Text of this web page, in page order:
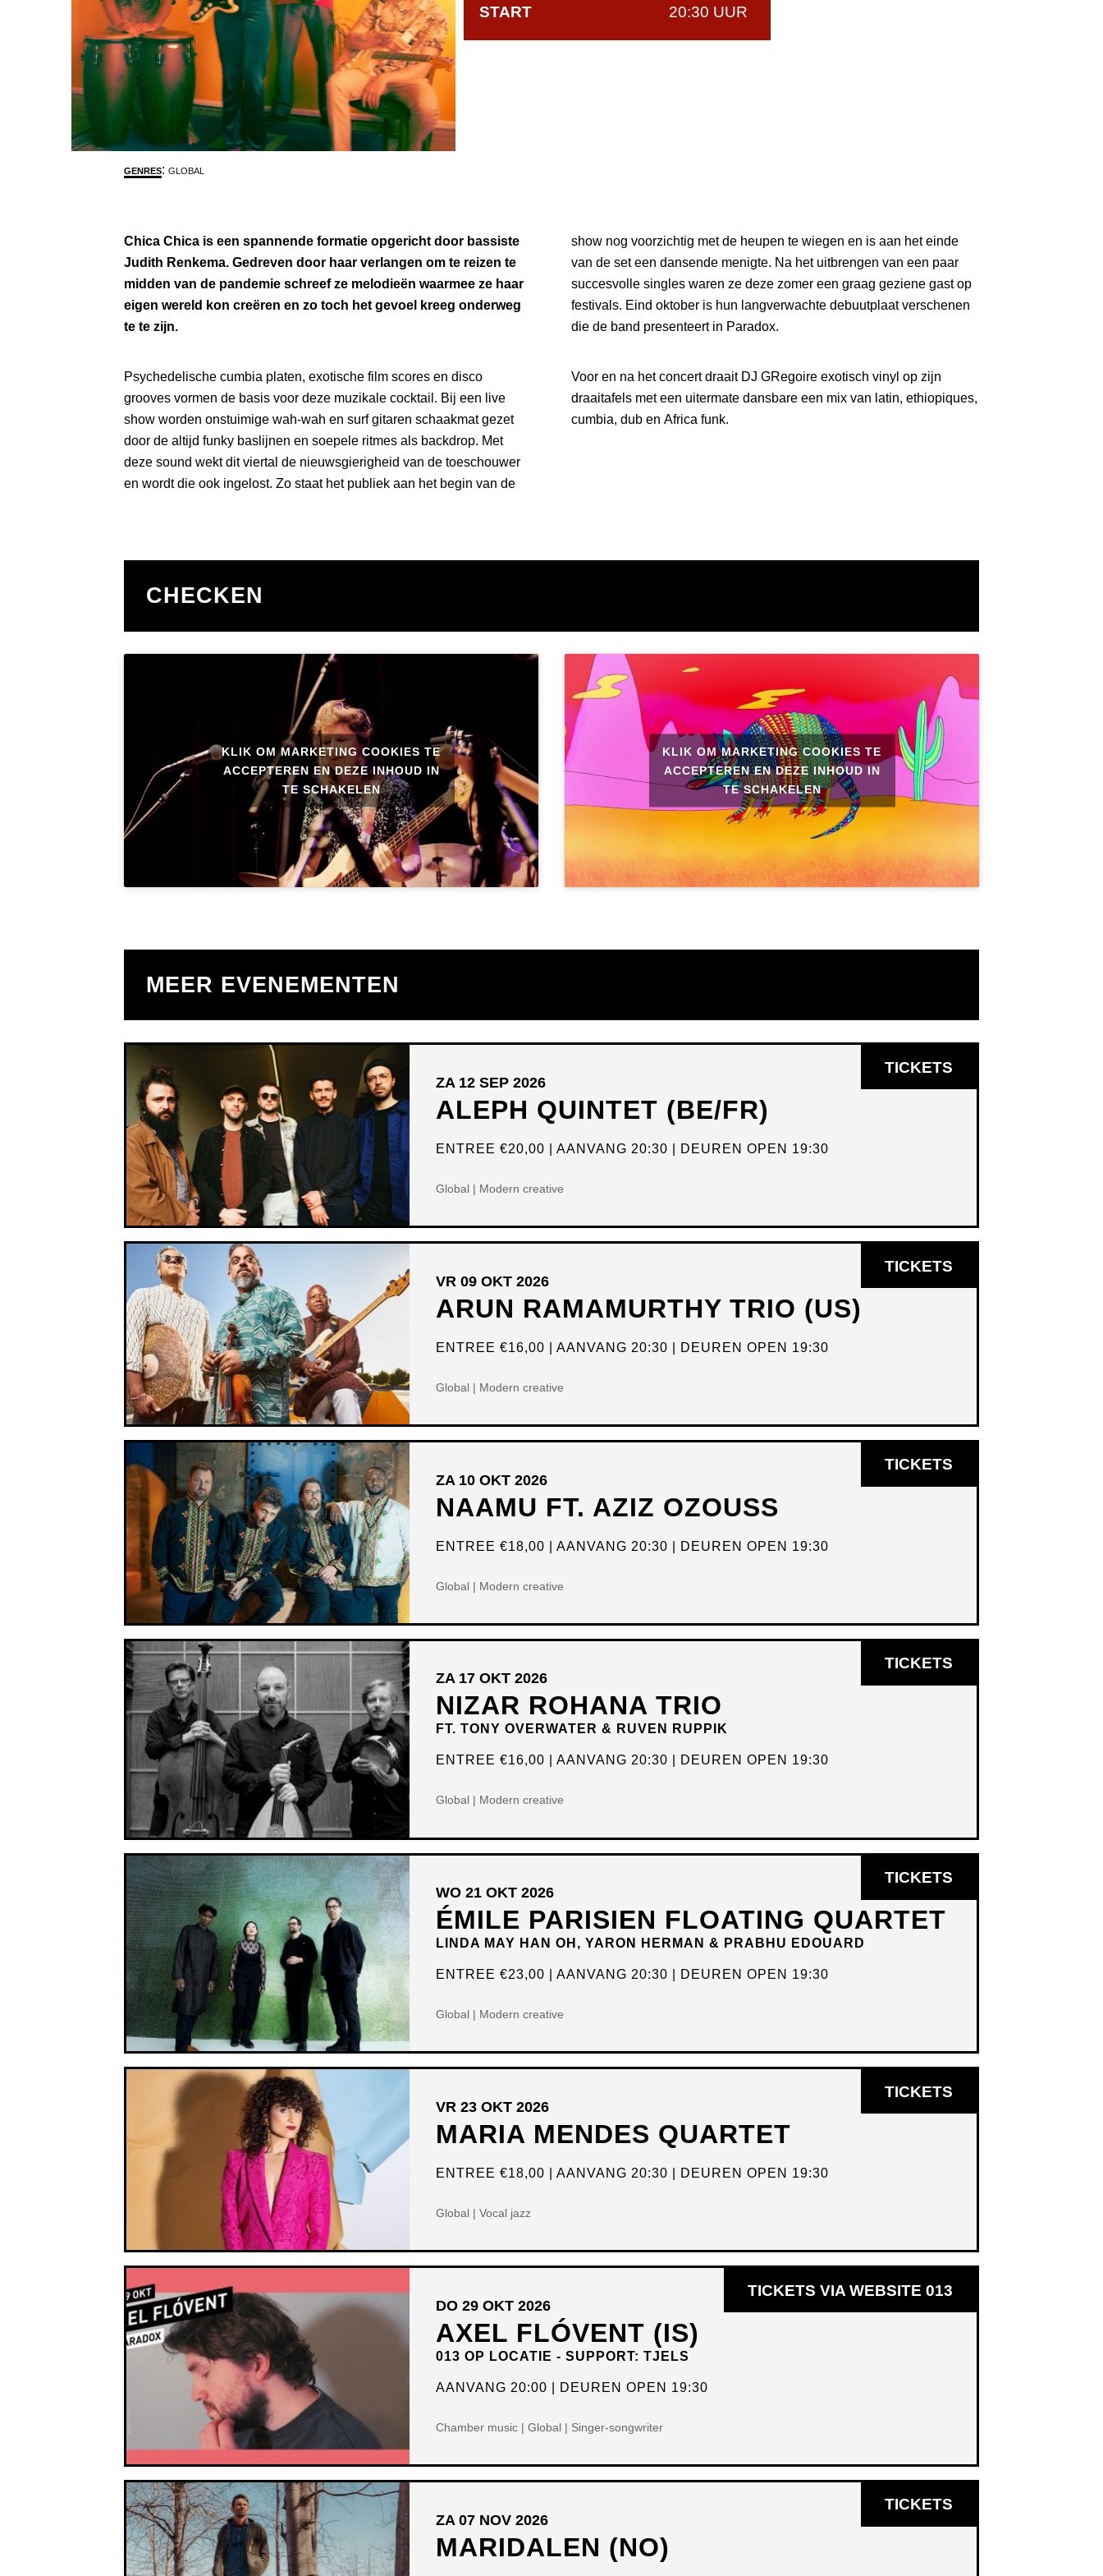
START
20:30 UUR
GENRES: GLOBAL
Chica Chica is een spannende formatie opgericht door bassiste
Judith Renkema. Gedreven door haar verlangen om te reizen te
midden van de pandemie schreef ze melodieën waarmee ze haar
eigen wereld kon creëren en zo toch het gevoel kreeg onderweg
te te zijn.
Psychedelische cumbia platen, exotische film scores en disco
grooves vormen de basis voor deze muzikale cocktail. Bij een live
show worden onstuimige wah-wah en surf gitaren schaakmat gezet
door de altijd funky baslijnen en soepele ritmes als backdrop. Met
deze sound wekt dit viertal de nieuwsgierigheid van de toeschouwer
en wordt die ook ingelost. Zo staat het publiek aan het begin van de
show nog voorzichtig met de heupen te wiegen en is aan het einde
van de set een dansende menigte. Na het uitbrengen van een paar
succesvolle singles waren ze deze zomer een graag geziene gast op
festivals. Eind oktober is hun langverwachte debuutplaat verschenen
die de band presenteert in Paradox.
Voor en na het concert draait DJ GRegoire exotisch vinyl op zijn
draaitafels met een uitermate dansbare een mix van latin, ethiopiques,
cumbia, dub en Africa funk.
CHECKEN
KLIK OM MARKETING COOKIES TE
ACCEPTEREN EN DEZE INHOUD IN
TE SCHAKELEN
KLIK OM MARKETING COOKIES TE
ACCEPTEREN EN DEZE INHOUD IN
TE SCHAKELEN
MEER EVENEMENTEN
ALEPH QUINTET (BE/FR)
ZA 12 SEP 2026
ENTREE€20,00 AANVANG 20:30 DEUREN OPEN 19:30
Global | Modern creative
TICKETS
IN
ARUN RAMAMURTHY TRIO (US)
VR 09 OKT 2026
ENTREE€16,00 AANVANG 20:30 DEUREN OPEN 19:30
Global | Modern creative
TICKETS
IN
NAAMU FT. AZIZ OZOUSS
ZA 10 OKT 2026
ENTREE€18,00 AANVANG 20:30 DEUREN OPEN 19:30
Global | Modern creative
TICKETS
IN
NIZAR ROHANA TRIO
FT. TONY OVERWATER & RUVEN RUPPIK
ZA 17 OKT 2026
ENTREE€16,00 AANVANG 20:30 DEUREN OPEN 19:30
Global | Modern creative
TICKETS
IN
ÉMILE PARISIEN FLOATING QUARTET
LINDA MAY HAN OH, YARON HERMAN & PRABHU EDOUARD
WO 21 OKT 2026
ENTREE€23,00 AANVANG 20:30 DEUREN OPEN 19:30
Global | Modern creative
TICKETS
IN
MARIA MENDES QUARTET
VR 23 OKT 2026
ENTREE€18,00 AANVANG 20:30 DEUREN OPEN 19:30
Global | Vocal jazz
TICKETS
IN
AXEL FLÓVENT (IS)
013 OP LOCATIE - SUPPORT: TJELS
DO 29 OKT 2026
AANVANG 20:00 DEUREN OPEN 19:30
Chamber music | Global | Singer-songwriter
TICKETS VIA WEBSITE 013
IN
MARIDALEN (NO)
ZA 07 NOV 2026
TICKETS
IN